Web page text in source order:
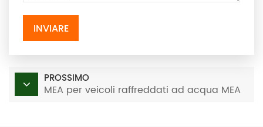
INVIARE
PROSSIMO
MEA per veicoli raffreddati ad acqua MEA